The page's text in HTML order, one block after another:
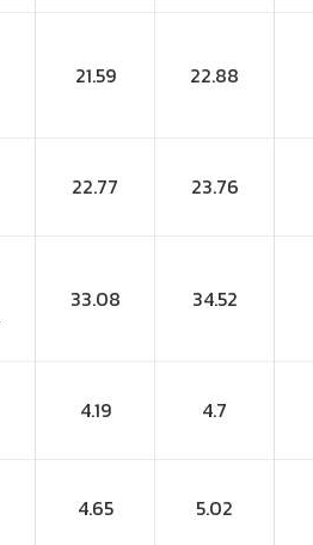
21.59 22.88
22.77 23.76
33.08 34.52
4.19 4.7
4.65 5.02